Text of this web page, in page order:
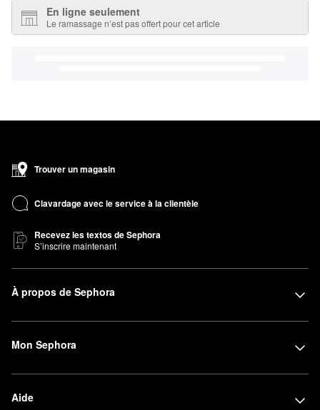
En ligne seulement
Le ramassage n’est pas offert pour cet article
Trouver un magasin
Clavardage avec le service à la clientèle
Recevez les textos de Sephora
S’inscrire maintenant
À propos de Sephora
Mon Sephora
Aide